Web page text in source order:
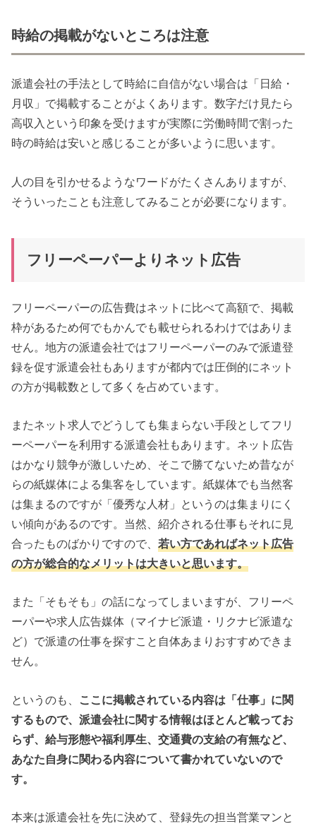
時給の掲載がないところは注意
派遣会社の手法として時給に自信がない場合は「日給・
月収」で掲載することがよくあります。数字だけ見たら
高収入という印象を受けますが実際に労働時間で割った
時の時給は安いと感じることが多いように思います。
人の目を引かせるようなワードがたくさんありますが、
そういったことも注意してみることが必要になります。
フリーペーパーよりネット広告
フリーペーパーの広告費はネットに比べて高額で、掲載
枠があるため何でもかんでも載せられるわけではありま
せん。地方の派遣会社ではフリーペーパーのみで派遣登
録を促す派遣会社もありますが都内では圧倒的にネット
の方が掲載数として多くを占めています。
またネット求人でどうしても集まらない手段としてフリ
ーペーパーを利用する派遣会社もあります。ネット広告
はかなり競争が激しいため、そこで勝てないため昔なが
らの紙媒体による集客をしています。紙媒体でも当然客
は集まるのですが「優秀な人材」というのは集まりにく
い傾向があるのです。当然、紹介される仕事もそれに見
合ったものばかりですので、若い方であればネット広告
の方が総合的なメリットは大きいと思います。
また「そもそも」の話になってしまいますが、フリーペ
ーパーや求人広告媒体（マイナビ派遣・リクナビ派遣な
ど）で派遣の仕事を探すこと自体あまりおすすめできま
せん。
というのも、 ここに掲載されている内容は「仕事」に関
するもので、派遣会社に関する情報はほとんど載ってお
らず、給与形態や福利厚生、交通費の支給の有無など、
あなた自身に関わる内容について書かれていないので
す。
本来は派遣会社を先に決めて、登録先の担当営業マンと